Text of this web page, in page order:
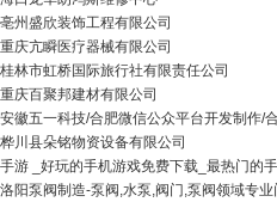
亳州盛欣装饰工程有限公司
重庆亢瞬医疗器械有限公司
桂林市虹桥国际旅行社有限责任公司
重庆百聚邦建材有限公司
安徽五一科技/合肥微信公众平台开发制作/
桦川县朵铭物资设备有限公司
手游 _好玩的手机游戏免费下载_最热门的
洛阳泵阀制造-泵阀,水泵,阀门,泵阀领域专